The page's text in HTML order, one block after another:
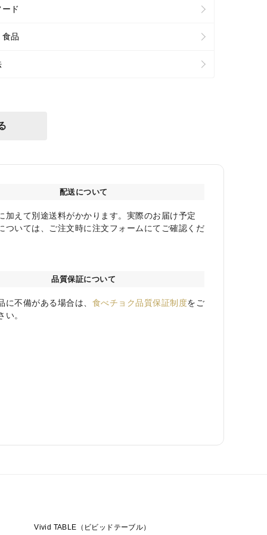
ド
品
配送について
加えて別途送料がかかります。実際のお届け予定
ついては、ご注文時に注文フォームにてご確認くだ
品質保証について
に不備がある場合は、 食べチョク品質保証制度をご
い。
Vivid TABLE（ビビッドテーブル）